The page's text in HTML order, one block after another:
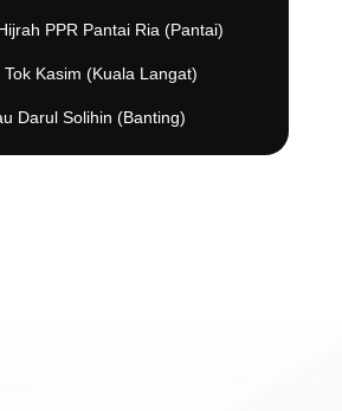
PPR Pantai Ria (Pantai)
Tok Kasim (Kuala Langat)
Darul Solihin (Banting)